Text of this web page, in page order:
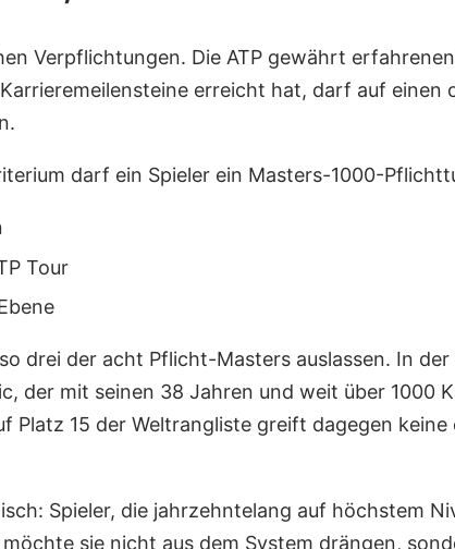
Verpflichtungen. Die ATP gewährt
erreicht hat, darf auf einen
darf ein Spieler ein Masters-1000-
Tour
drei der acht Pflicht-Masters auslassen. In
der mit seinen 38 Jahren und weit über 1000
Platz 15 der Weltrangliste greift dagegen
Spieler, die jahrzehntelang auf höchstem
sie nicht aus dem System drängen,